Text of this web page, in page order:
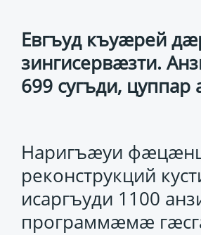
Евгъуд къуæрей
зингисервæзти.
699 сугъди,
Наригъæуи
реконструкций
исаргъуди 1100
программæмæ